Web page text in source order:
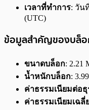
เวลาที่ทำการ: วัน
(UTC)
ข้อมูลสำคัญของบล็
ขนาดบล็อก: 2.21
น้ำหนักบล็อก:
ค่าธรรมเนียมต่อ
ค่าธรรมเนียมเฉลี่